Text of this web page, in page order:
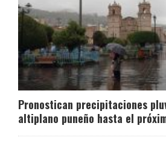
Pronostican precipitaciones
altiplano puneño hasta el